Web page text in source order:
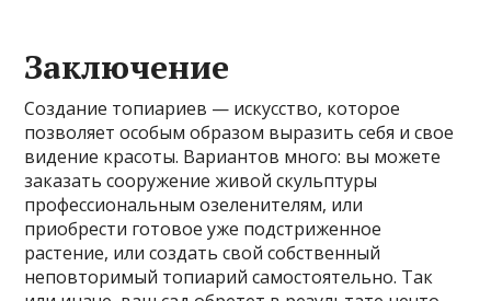
Заключение
Создание топиариев — искусство, которое
позволяет особым образом выразить себя и свое
видение красоты. Вариантов много: вы можете
заказать сооружение живой скульптуры
профессиональным озеленителям, или
приобрести готовое уже подстриженное
растение, или создать свой собственный
неповторимый топиарий самостоятельно. Так